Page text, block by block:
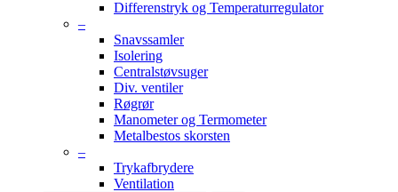
Differenstryk og Temperaturregulator
–
Snavssamler
Isolering
Centralstøvsuger
Div. ventiler
Røgrør
Manometer og Termometer
Metalbestos skorsten
–
Trykafbrydere
Ventilation